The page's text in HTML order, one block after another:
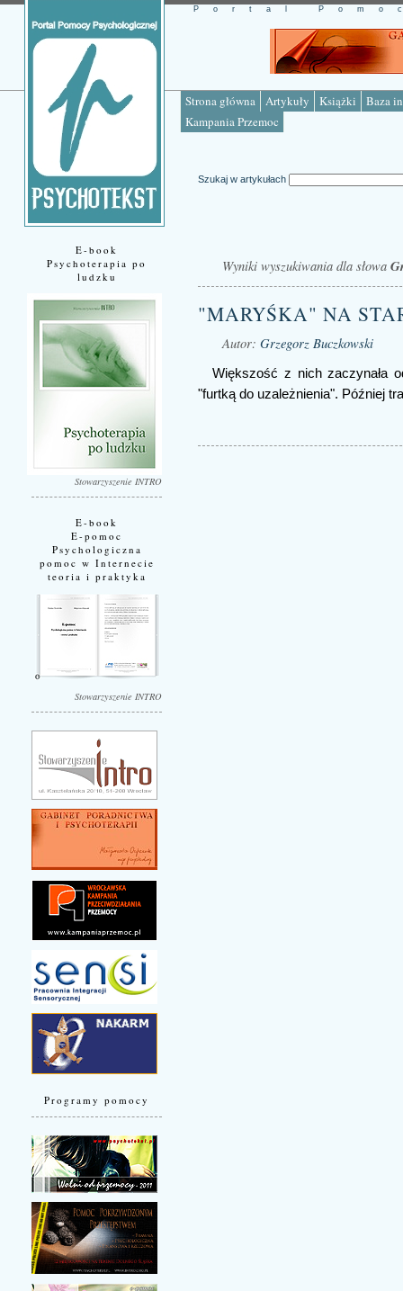
Strona główna Artykuły Książki
Baza
Kampania Przemoc
Portal
E-book
Psychoterapia po
ludzku
Stowarzyszenie INTRO
E-book
E-pomoc
Psychologiczna
pomoc w Internecie
teoria i praktyka
Stowarzyszenie INTRO
Programy pomocy
Szukaj w artykułach
Wyniki wyszukiwania dla słowa
"MARYŚKA" NA
Autor: Grzegorz Buczkowski
Większość z nich zaczynała
"furtką do uzależnienia". Później